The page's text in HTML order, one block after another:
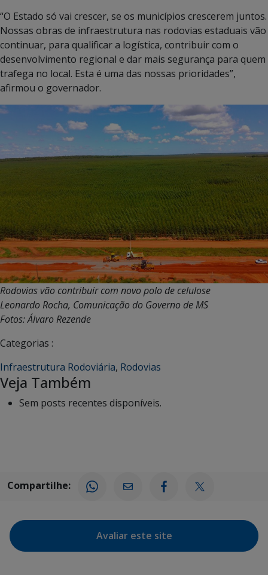
“O Estado só vai crescer, se os municípios crescerem juntos.
Nossas obras de infraestrutura nas rodovias estaduais vão
continuar, para qualificar a logística, contribuir com o
desenvolvimento regional e dar mais segurança para quem
trafega no local. Esta é uma das nossas prioridades”,
afirmou o governador.
Rodovias vão contribuir com novo polo de celulose
Leonardo Rocha, Comunicação do Governo de MS
Fotos: Álvaro Rezende
Categorias :
Infraestrutura Rodoviária, Rodovias
Veja Também
Sem posts recentes disponíveis.
Compartilhe:
Avaliar este site